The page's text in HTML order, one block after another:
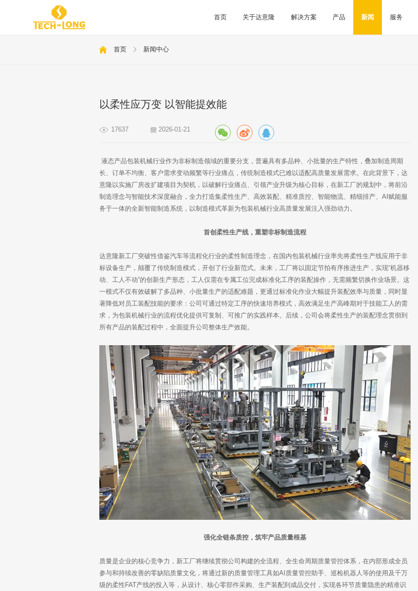
首页 关于达意隆 解决方案 产品 新闻 服务
首页 新闻中心
以柔性应万变 以智能提效能
17637 2026-01-21
液态产品包装机械行业作为非标制造领域的重要分支，普遍具有多品种、小批量的生产特性，叠加制造周期
长、订单不均衡、客户需求变动频繁等行业痛点，传统制造模式已难以适配高质量发展需求。在此背景下，达
意隆以实施厂房改扩建项目为契机，以破解行业痛点、引领产业升级为核心目标，在新工厂的规划中，将前沿
制造理念与智能技术深度融合，全力打造集柔性生产、高效装配、精准质控、智能物流、精细排产、AI赋能服
务于一体的全新智能制造系统，以制造模式革新为包装机械行业高质量发展注入强劲动力。
首创柔性生产线，重塑非标制造流程
达意隆新工厂突破性借鉴汽车等流程化行业的柔性制造理念，在国内包装机械行业率先将柔性生产线应用于非
标设备生产，颠覆了传统制造模式，开创了行业新范式。未来，工厂将以固定节拍有序推进生产，实现“机器移
动、工人不动”的创新生产形态，工人仅需在专属工位完成标准化工序的装配操作，无需频繁切换作业场景。这
一模式不仅有效破解了多品种、小批量生产的适配难题，更通过标准化作业大幅提升装配效率与质量，同时显
著降低对员工装配技能的要求：公司可通过特定工序的快速培养模式，高效满足生产高峰期对于技能工人的需
求，为包装机械行业的流程优化提供可复制、可推广的实践样本。后续，公司会将柔性生产的装配理念贯彻到
所有产品的装配过程中，全面提升公司整体生产效能。
强化全链条质控，筑牢产品质量根基
质量是企业的核心竞争力，新工厂将继续贯彻公司构建的全流程、全生命周期质量管控体系，在内部形成全员
参与和持续改善的零缺陷质量文化，将通过新的质量管理工具如AI质量管控助手、巡检机器人等的使用及千万
级的柔性FAT产线的投入等，从设计、核心零部件采购、生产装配到成品交付，实现各环节质量隐患的精准识